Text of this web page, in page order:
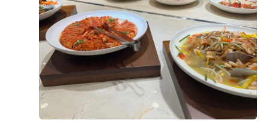
는데, 시간이 지연되어서 원판 사진 찍을 시간이 없을까봐
신부대기실에서 직계가족 원판도 미리 찍었습니다. (식 끝
나고도 찍었어요) ​ 신부대기실 및 예식 진행 처음 계약 당
시 홀에서는 보증인원을 250명으로 얘기했는데 저희는 더
많이 올 걸로 예상해서 300명으로 부르고 대관료를 할인
받았는데요, 이후에 아빠 손님 막 100명 넘는다 계속 이 소
리를 하셔서^^ 직전에 350명으로 늘렸습니다. 예비 신부대
기실에서 사진을 미리 많이 찍어둔 덕에 메인 대기실에서
결혼식을 준비하면서 블로그 후기들을 참고해서 3주에 걸
쳐 웨딩홀을 3곳으로 추려서 직접 방문 상담을 다녔습니
다. DMC타워웨딩은 그 중 두 번째로 방문한 곳이었어요,
상담해주신 실장님이 친절하셨고 저희가 원하는 부분을 먼
저 짚어서 설명해주셔서 따로 질문할 게 별로 없었습니다.
ㅎ 역시나 밝은홀 파인 저의 마음에 들었던 점은 높은 층고